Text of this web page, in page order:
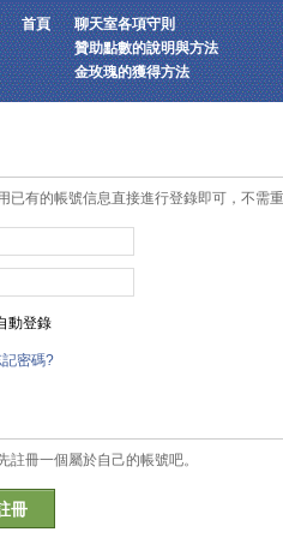
首頁
聊天室各項守則
贊助點數的說明與方法
金玫瑰的獲得方法
已有的帳號信息直接進行登錄即可，不需
動登錄
密碼?
冊一個屬於自己的帳號吧。
冊